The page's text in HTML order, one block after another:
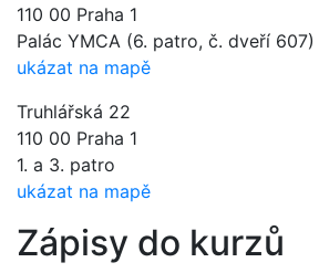
110 00 Praha 1
Palác YMCA (6. patro, č. dveří 607)
ukázat na mapě
Truhlářská 22
110 00 Praha 1
1. a 3. patro
ukázat na mapě
Zápisy do kurzů